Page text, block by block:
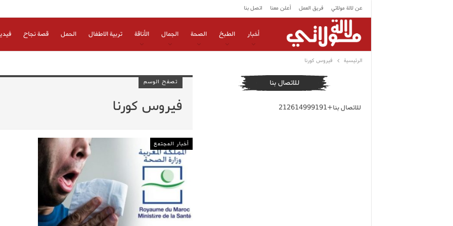
عن لالة مولاتي فريق العمل أعلن معنا اتصل بنا
أخبار الطبخ الصحة الجمال الأناقة تربية الاطفال الحمل قصة نجاح
الرئيسية فيروس كورنا
تصفح الوسم
فيروس كورنا
أخبار المجتمع
للاتصال بنا
للاتصال بنا+212614999191